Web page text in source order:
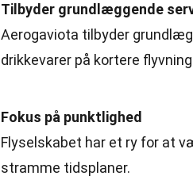
Tilbyder grundlæggende
Aerogaviota tilbyder
drikkevarer på kortere
Fokus på punktlighed
Flyselskabet har et ry for at
stramme tidsplaner.